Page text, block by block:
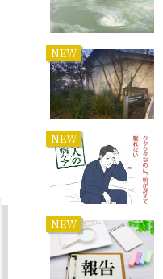
NEW
NEW
NEW